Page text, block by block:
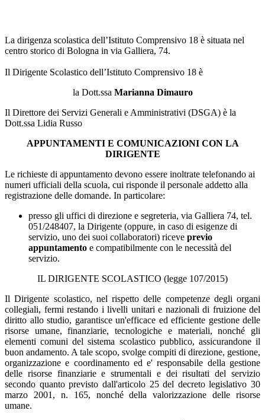
La dirigenza scolastica dell’Istituto Comprensivo 18 è situata nel
centro storico di Bologna in via Galliera, 74.
Il Dirigente Scolastico dell’Istituto Comprensivo 18 è
la Dott.ssa Marianna Dimauro
Il Direttore dei Servizi Generali e Amministrativi (DSGA) è la
Dott.ssa Lidia Russo
APPUNTAMENTI E COMUNICAZIONI CON LA
DIRIGENTE
Le richieste di appuntamento devono essere inoltrate telefonando ai
numeri ufficiali della scuola, cui risponde il personale addetto alla
registrazione delle domande. In particolare:
presso gli uffici di direzione e segreteria, via Galliera 74, tel.
051/248407, la Dirigente (oppure, in caso di esigenze di
servizio, uno dei suoi collaboratori) riceve previo
appuntamento e compatibilmente con le necessità del
servizio.
IL DIRIGENTE SCOLASTICO (legge 107/2015)
Il Dirigente scolastico, nel rispetto delle competenze degli organi
collegiali, fermi restando i livelli unitari e nazionali di fruizione del
diritto allo studio, garantisce un'efficace ed efficiente gestione delle
risorse umane, finanziarie, tecnologiche e materiali, nonché gli
elementi comuni del sistema scolastico pubblico, assicurandone il
buon andamento. A tale scopo, svolge compiti di direzione, gestione,
organizzazione e coordinamento ed e' responsabile della gestione
delle risorse finanziarie e strumentali e dei risultati del servizio
secondo quanto previsto dall'articolo 25 del decreto legislativo 30
marzo 2001, n. 165, nonché della valorizzazione delle risorse
umane.